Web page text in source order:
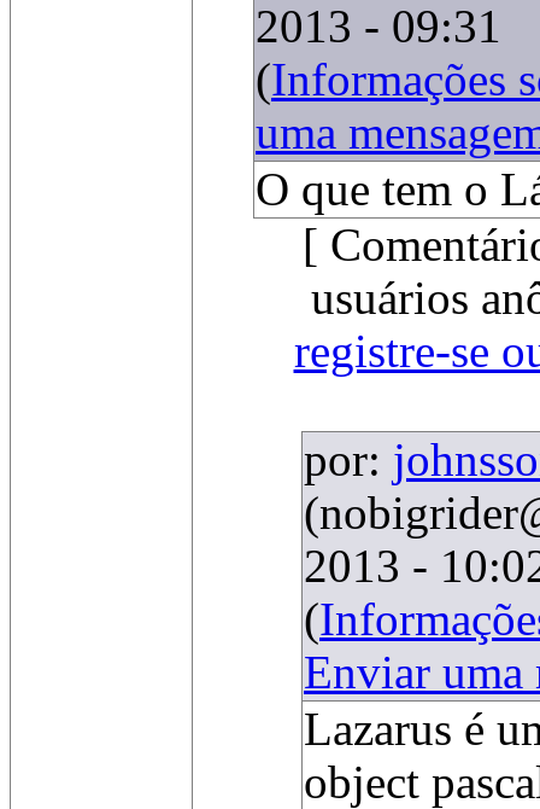
2013 - 09:31
(Informações
uma
O que tem o
[
usuários
registre-se
por:
2013 -
(
Enviar uma
Lazarus é
object